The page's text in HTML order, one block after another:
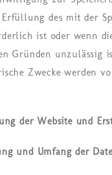
des mit der
ist oder wenn
Gründen unzulässig
Zwecke werden
der Website und
und Umfang der